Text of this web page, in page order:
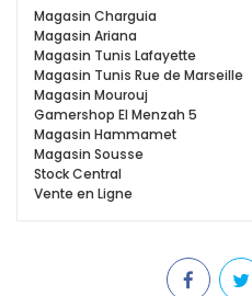
Magasin Charguia
Magasin Ariana
Magasin Tunis Lafayette
Magasin Tunis Rue de Marseille
Magasin Mourouj
Gamershop El Menzah 5
Magasin Hammamet
Magasin Sousse
Stock Central
Vente en Ligne